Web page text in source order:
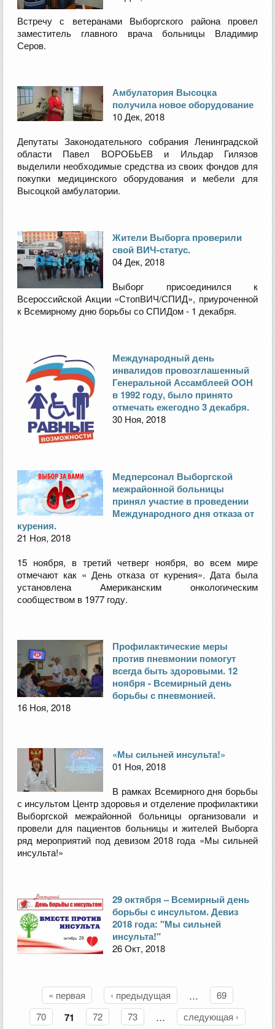
Встречу с ветеранами Выборгского района провел
заместитель главного врача больницы Владимир
Серов.
Амбулатория Высоцка
получила новое оборудование
10 Дек, 2018
Депутаты Законодательного собрания Ленинградской
области Павел ВОРОБЬЕВ и Ильдар Гилязов
выделили необходимые средства из своих фондов для
покупки медицинского оборудования и мебели для
Высоцкой амбулатории.
Жители Выборга проверили
свой ВИЧ-статус.
04 Дек, 2018
Выборг присоединился к
Всероссийской Акции «СтопВИЧ/СПИД», приуроченной
к Всемирному дню борьбы со СПИДом - 1 декабря.
Международный день
инвалидов провозглашенный
Генеральной Ассамблеей ООН
в 1992 году, было принято
отмечать ежегодно 3 декабря.
30 Ноя, 2018
Медперсонал Выборгской
межрайонной больницы
принял участие в проведении
Международного дня отказа от
курения.
21 Ноя, 2018
15 ноября, в третий четверг ноября, во всем мире
отмечают как « День отказа от курения». Дата была
установлена Американским онкологическим
сообществом в 1977 году.
Профилактические меры
против пневмонии помогут
всегда быть здоровыми. 12
ноября - Всемирный день
борьбы с пневмонией.
16 Ноя, 2018
«Мы сильней инсульта!»
01 Ноя, 2018
В рамках Всемирного дня борьбы
с инсультом Центр здоровья и отделение профилактики
Выборгской межрайонной больницы организовали и
провели для пациентов больницы и жителей Выборга
ряд мероприятий под девизом 2018 года «Мы сильней
инсульта!»
29 октября – Всемирный день
борьбы с инсультом. Девиз
2018 года: "Мы сильней
инсульта!"
26 Окт, 2018
Страницы
« первая ‹ предыдущая …
69
70
71 72 73 …
следующая ›